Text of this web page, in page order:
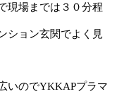
現場までは３０分程
ション玄関でよく見
いのでYKKAPプラマ